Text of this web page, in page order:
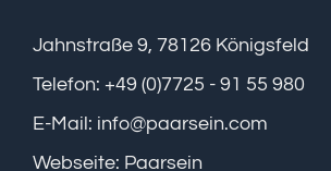
Jahnstraße 9, 78126 Königsfeld
Telefon: +49 (0)7725 - 91 55 980
E-Mail: info@paarsein.com
Webseite: Paarsein